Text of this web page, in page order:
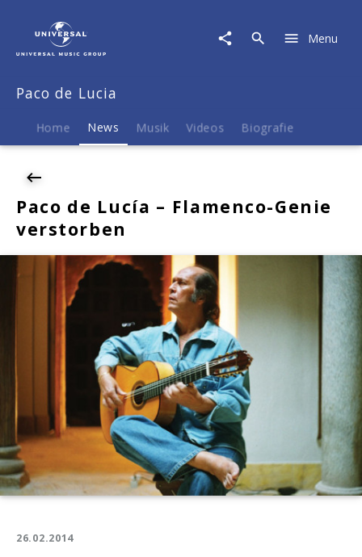
Lucía
Flamenco-
verstorben
Menu
Paco de Lucia
Home News Musik Videos Biografie
Paco de Lucía – Flamenco-Genie
verstorben
26.02.2014